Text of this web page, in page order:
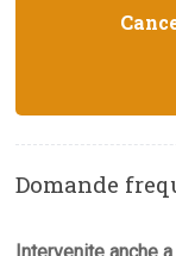
Domande